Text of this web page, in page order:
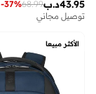
د.ب43.95
68.99
-37%
توصيل مجاني
الأكثر مبيعا